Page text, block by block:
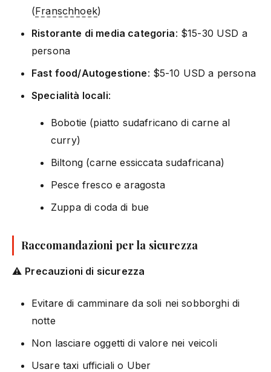
(Franschhoek)
Ristorante di media categoria: $15-30 USD a
persona
Fast food/Autogestione: $5-10 USD a persona
Specialità locali:
Bobotie (piatto sudafricano di carne al
curry)
Biltong (carne essiccata sudafricana)
Pesce fresco e aragosta
Zuppa di coda di bue
Raccomandazioni per la sicurezza
⚠️ Precauzioni di sicurezza
Evitare di camminare da soli nei sobborghi di
notte
Non lasciare oggetti di valore nei veicoli
Usare taxi ufficiali o Uber